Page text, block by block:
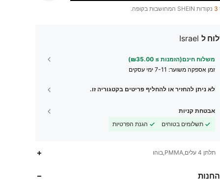
3 נקודות SHEIN המחושבות בקופה.
ל Israel
משלוח חינם(הזמנות ≥ ₪35.00)
זמן אספקה ​​משוער: 7-11 ימי עסקים
לא ניתן להחזיר או להחליף פריטים בקטגוריה זו.
אבטחת קניות
תשלומים בטוחים
הגנת הפרטיות
תלתן 4 עלים,PMMA,בוהו
4.91